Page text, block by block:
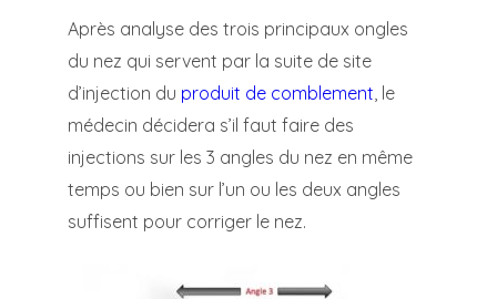
Après analyse des trois principaux ongles
du nez qui servent par la suite de site
d’injection du produit de comblement, le
médecin décidera s’il faut faire des
injections sur les 3 angles du nez en même
temps ou bien sur l’un ou les deux angles
suffisent pour corriger le nez.